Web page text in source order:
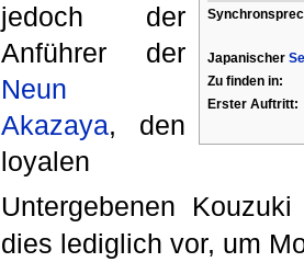
Japanischer
Zu finden in:
Erster Auftritt:
jedoch der
Anführer der
Neun
Akazaya, den
loyalen
Untergebenen
dies lediglich vor, um